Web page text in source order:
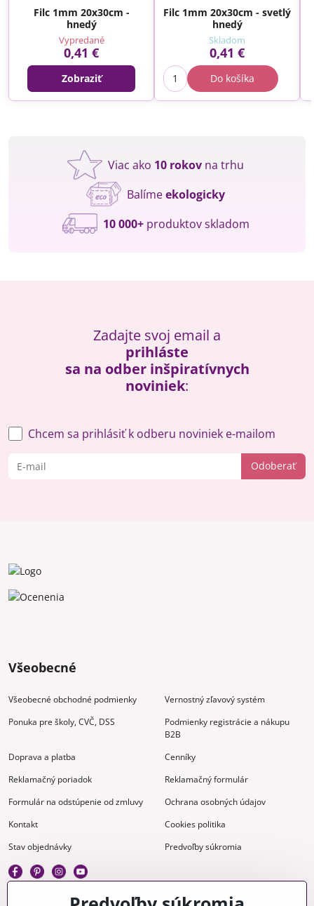
Filc 1mm 20x30cm -
hnedý
Vypredané
0,41 €
Zobraziť
Filc 1mm 20x30cm - svetlý
hnedý
Skladom
0,41 €
Do košíka
Viac ako 10 rokov na trhu
Balímeekologicky
10 000+produktov skladom
Zadajte svoj email a
prihláste
sa na odber inšpiratívnych
noviniek:
Odoberať
Chcem sa prihlásiť k odberu noviniek e-mailom
Všeobecné
Všeobecné obchodné podmienky
Vernostný zľavový systém
Ponuka pre školy, CVČ, DSS
Podmienky registrácie a nákupu
B2B
Doprava a platba
Cenníky
Reklamačný poriadok
Reklamačný formulár
Formulár na odstúpenie od zmluvy
Ochrana osobných údajov
Kontakt
Cookies politika
Stav objednávky
Predvoľby súkromia